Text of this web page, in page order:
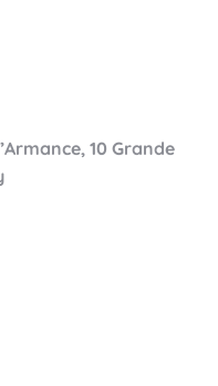
10 Grande